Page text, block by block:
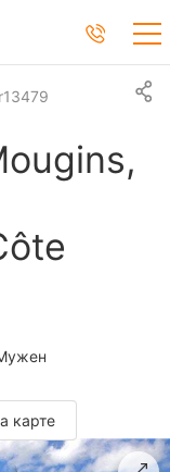
карте